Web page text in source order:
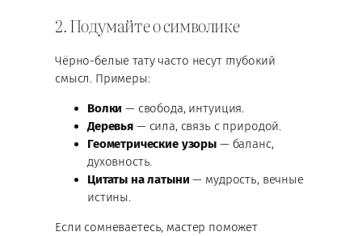
2. Подумайте о символике
Чёрно-белые тату часто несут глубокий
смысл. Примеры:
Волки — свобода, интуиция.
Деревья— сила, связь с природой.
Геометрические узоры — баланс,
духовность.
Цитаты на латыни — мудрость, вечные
истины.
Если сомневаетесь, мастер поможет